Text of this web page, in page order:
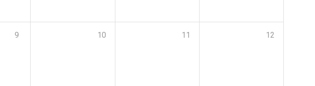
9 10 11 12